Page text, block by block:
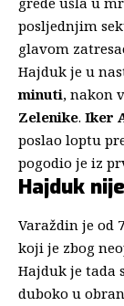
posljednjim
glavom
Hajduk je u
minuti, nakon
Zelenike. Iker
poslao loptu
pogodio je iz
Hajduk
Varaždin je od
koji je zbog
Hajduk je tada
duboko u